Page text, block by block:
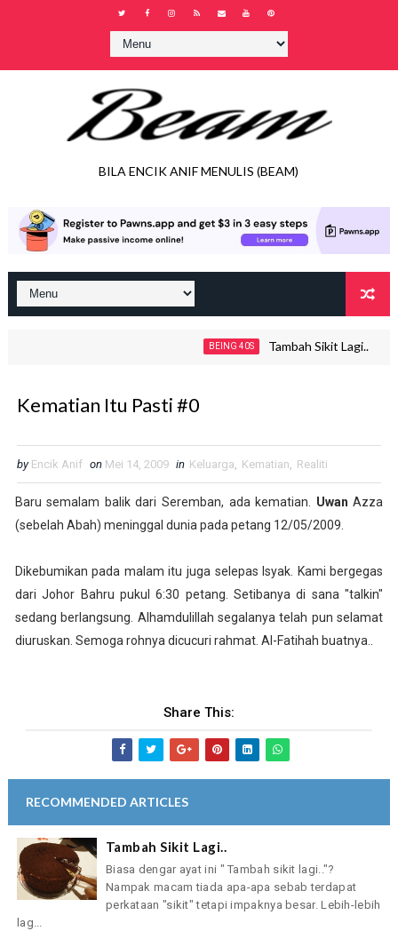
BILA ENCIK ANIF MENULIS (BEAM)
BEING 40S Tambah Sikit Lagi..
Kematian Itu Pasti #0
by Encik Anif on Mei 14, 2009 in Keluarga, Kematian, Realiti
Baru semalam balik dari Seremban, ada kematian. Uwan Azza
(sebelah Abah) meninggal dunia pada petang 12/05/2009.
Dikebumikan pada malam itu juga selepas Isyak. Kami bergegas
dari Johor Bahru pukul 6:30 petang. Setibanya di sana "talkin"
sedang berlangsung. Alhamdulillah segalanya telah pun selamat
diuruskan. Semoga rohnya dicucuri rahmat. Al-Fatihah buatnya..
Share This:
RECOMMENDED ARTICLES
Tambah Sikit Lagi..
Biasa dengar ayat ini " Tambah sikit lagi.."?
Nampak macam tiada apa-apa sebab terdapat
perkataan "sikit" tetapi impaknya besar. Lebih-lebih
lag...